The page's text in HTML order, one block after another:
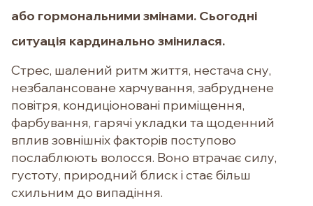
або гормональними змінами. Сьогодні
ситуація кардинально змінилася.
Стрес, шалений ритм життя, нестача сну,
незбалансоване харчування, забруднене
повітря, кондиціоновані приміщення,
фарбування, гарячі укладки та щоденний
вплив зовнішніх факторів поступово
послаблюють волосся. Воно втрачає силу,
густоту, природний блиск і стає більш
схильним до випадіння.